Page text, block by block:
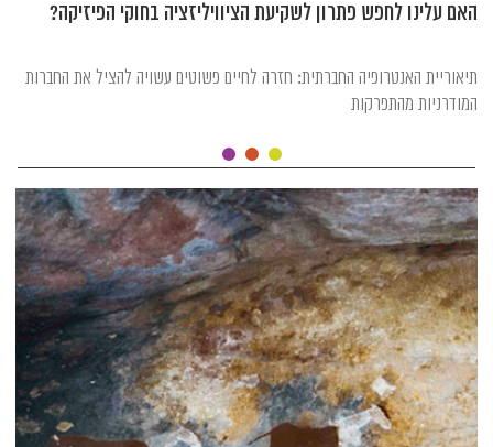
האם עלינו לחפש פתרון לשקיעת הציוויליזציה בחוקי הפיזיקה?
תיאוריית האנטרופיה החברתית: חזרה לחיים פשוטים עשויה להציל את החברות
המודרניות מהתפרקות